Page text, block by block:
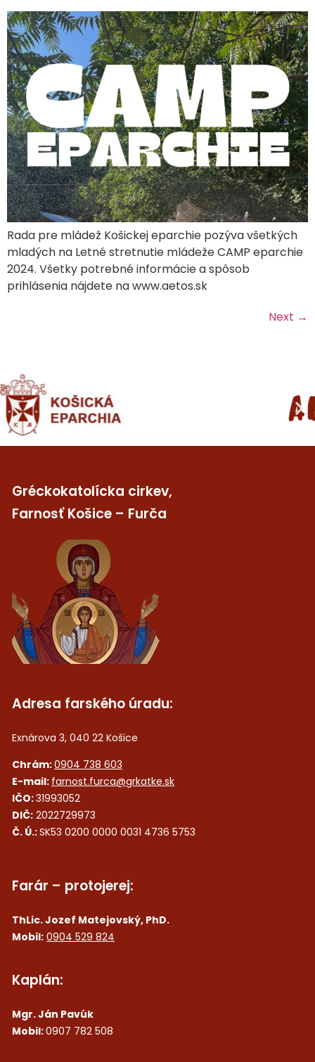
Rada pre mládež Košickej eparchie pozýva všetkých
mladých na Letné stretnutie mládeže CAMP eparchie
2024. Všetky potrebné informácie a spôsob
prihlásenia nájdete na www.aetos.sk
Next →
Gréckokatolícka cirkev,
Farnosť Košice – Furča
Adresa farského úradu:
Exnárova 3, 040 22 Košice
Chrám:0904 738 603
E-mail: farnost.furca@grkatke.sk
IČO:31993052
DIČ: 2022729973
Č. Ú.:SK53 0200 0000 0031 4736 5753
Farár – protojerej:
ThLic. Jozef Matejovský, PhD.
Mobil: 0904 529 824
Kaplán:
Mgr. Ján Pavúk
Mobil:0907 782 508